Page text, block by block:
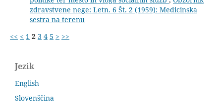
zdravstvene nege: Letn. 6 Št. 2 (1959): Medicinska
sestra na terenu
<< < 1 2 3 4 5 > >>
Jezik
English
Slovenščina